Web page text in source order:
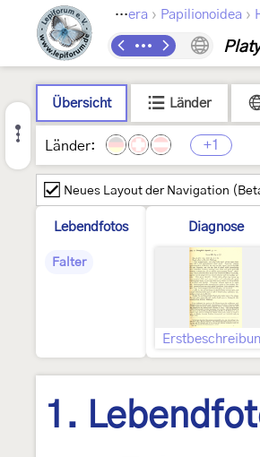
Lepidoptera › Papilionoidea ›
Übersicht Länder
Länder: +1
Neues Layout der Navigation
Lebendfotos
Falter
Diagnose
1.